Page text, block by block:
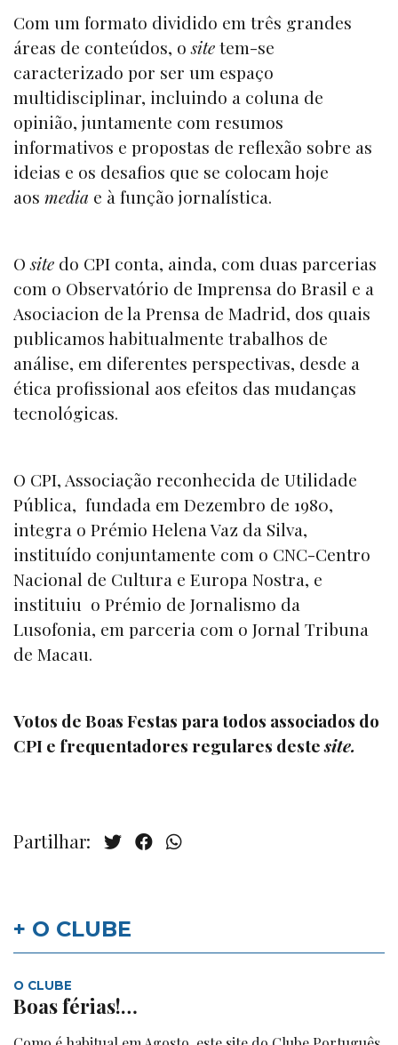
Com um formato dividido em três grandes
áreas de conteúdos, ositetem-se
caracterizado por ser um espaço
multidisciplinar, incluindo a coluna de
opinião, juntamente com resumos
informativos e propostas de reflexão sobre as
ideias e os desafios que se colocam hoje
aos media e à função jornalística.
Osite do CPI conta, ainda, com duas parcerias
com o Observatório de Imprensa do Brasil e a
Asociacion de la Prensa de Madrid, dos quais
publicamos habitualmente trabalhos de
análise, em diferentes perspectivas, desde a
ética profissional aos efeitos das mudanças
tecnológicas.
O CPI, Associação reconhecida de Utilidade
Pública, fundada em Dezembro de 1980,
integra o Prémio Helena Vaz da Silva,
instituído conjuntamente com o CNC-Centro
Nacional de Cultura e Europa Nostra, e
instituiu o Prémio de Jornalismo da
Lusofonia, em parceria com o Jornal Tribuna
de Macau.
Votos de Boas Festas para todos associados do
CPI e frequentadores regulares destesite.
Partilhar:
+ O CLUBE
O CLUBE
Boas férias!…